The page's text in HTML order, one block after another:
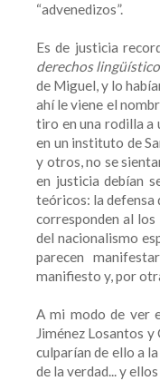
“advenedizos”.
Es de justicia
derechos
de Miguel, y lo
ahí le viene el
tiro en una rodilla a
en un instituto de
y otros, no se
en justicia debían
teóricos: la defensa
corresponden al los
del nacionalismo
parecen
manifiesto y, por
A mi modo de ver
Jiménez Losantos
culparían de ello a
de la verdad... y